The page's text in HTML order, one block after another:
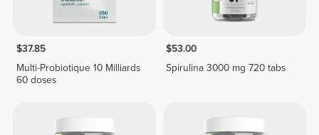
$37.85
Multi-Probiotique 10 Milliards
60 doses
$53.00
Spirulina 3000 mg 720 tabs